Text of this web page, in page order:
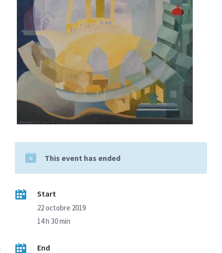
This event has ended
Start
22 octobre 2019
14 h 30 min
End